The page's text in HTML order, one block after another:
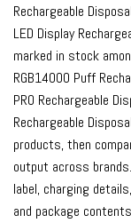
Rechargeable
LED Display
marked in stock
RGB14000 Puff
PRO Rechargeable
Rechargeable
products, then
output across
label, charging
and package